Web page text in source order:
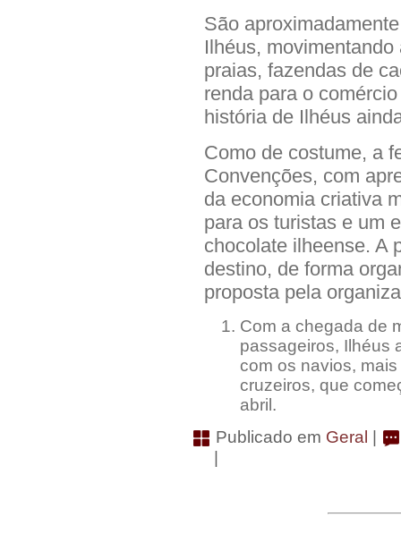
São
Ilhéus,
praias, fazendas de
renda para o
história de Ilhéus
Como de costume, a
Convenções, com
da economia criativa
para os turistas e um
chocolate ilheense. A
destino, de forma
proposta pela
Com a chegada de
passageiros, Ilhéus
com os navios,
cruzeiros, que
abril.
Publicado em Geral |
|